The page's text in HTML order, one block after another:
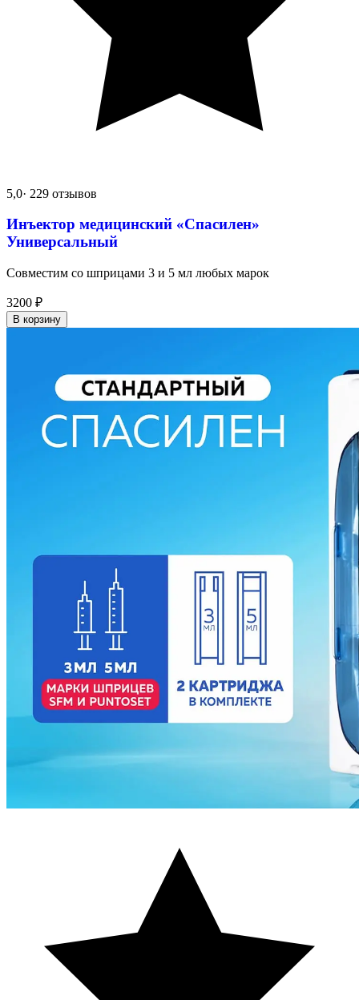
5,0· 229 отзывов
Инъектор медицинский «Спасилен»
Универсальный
Совместим со шприцами 3 и 5 мл любых марок
3200 ₽
В корзину